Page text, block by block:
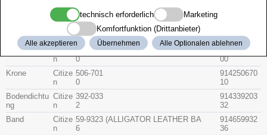
Gruppe HerstellerTeile-Nr.Beschreibung Artikel-Nr.
Glas
Citize
n
54-5750
0
(SAPPHIRE)
914154575
00
Krone
Citize
n
506-701
0
914250670
10
Bodendichtu
ng
Citize
n
392-033
2
914339203
32
Band
Citize
n
59-9323
6
(ALLIGATOR LEATHER BA
914659932
36
technisch erforderlich
Marketing
Komfortfunktion (Drittanbieter)
Alle akzeptieren Übernehmen Alle Optionalen ablehnen